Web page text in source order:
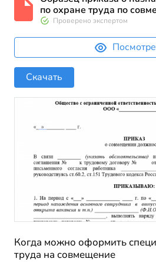
по охране труда по
Проверено экспертом
Скачать
Когда можно оформить
труда на совмещение